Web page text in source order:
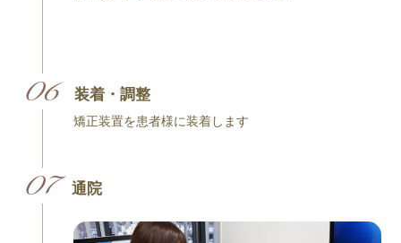
装着・調整
矯正装置を患者様に装着します
通院